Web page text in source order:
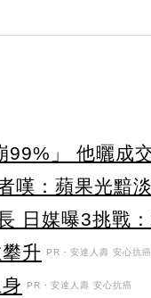
99%」 他曬成
嘆：蘋果光黯
日媒曝3挑戰
升
PR・安達人壽 安心抗癌
PR・安達人壽 安心抗癌